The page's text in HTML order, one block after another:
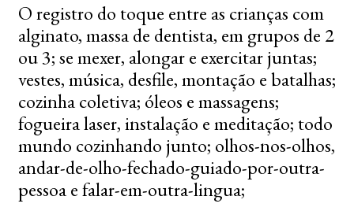
O registro do toque entre as crianças com
alginato, massa de dentista, em grupos de 2
ou 3; se mexer, alongar e exercitar juntas;
vestes, música, desfile, montação e batalhas;
cozinha coletiva; óleos e massagens;
fogueira laser, instalação e meditação; todo
mundo cozinhando junto; olhos-nos-olhos,
andar-de-olho-fechado-guiado-por-outra-
pessoa e falar-em-outra-lingua;